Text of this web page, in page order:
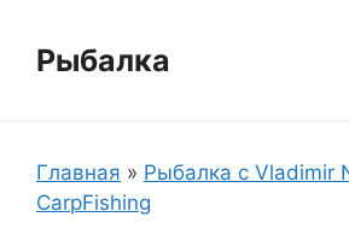
содержимому
Рыбалка
Главная » Рыбалка с Vladimir
CarpFishing